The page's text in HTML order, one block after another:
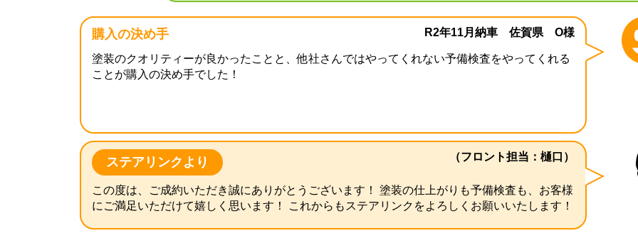
購入の決め手 R2年11月納車 佐賀県 O様
塗装のクオリティーが良かったことと、他社さんではやってくれない予備検査をやってくれる
ことが購入の決め手でした！
ステアリンクより （フロント担当：樋口）
この度は、ご成約いただき誠にありがとうございます！ 塗装の仕上がりも予備検査も、お客様
にご満足いただけて嬉しく思います！ これからもステアリンクをよろしくお願いいたします！